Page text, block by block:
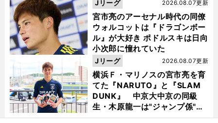
宮市亮のアーセナル時代の同僚
ウォルコットは『ドラゴンボー
ル』が大好き ポドルスキは日向
小次郎に憧れていた
2026.08.07更新
Jリーグ
横浜Ｆ・マリノスの宮市亮を育
てた『NARUTO』と『SLAM
DUNK』 中京大中京の同級
生・木原龍一は"ジャンプ係"だ
った
2026.08.07更新
Jリーグ